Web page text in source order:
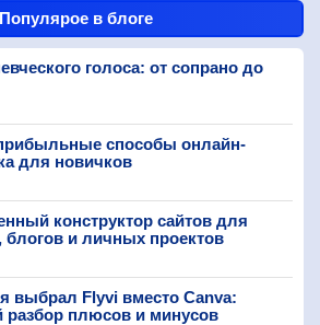
Популярое в блоге
голоса: от сопрано до
способы онлайн-
для новичков
конструктор сайтов для
блогов и личных проектов
выбрал Flyvi вместо Canva:
разбор плюсов и минусов